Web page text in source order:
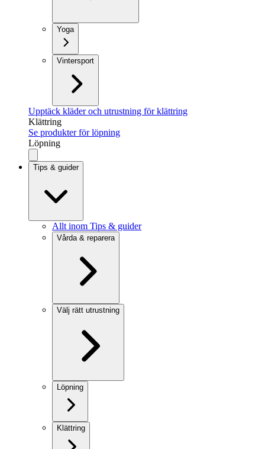
Yoga
Vintersport
Upptäck kläder och utrustning för klättring
Klättring
Se produkter för löpning
Löpning
Tips & guider
Allt inom Tips & guider
Vårda & reparera
Välj rätt utrustning
Löpning
Klättring